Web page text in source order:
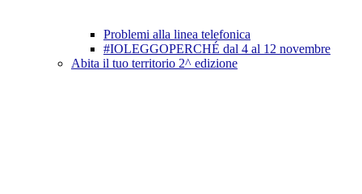
Problemi alla linea telefonica
#IOLEGGOPERCHÉ dal 4 al 12 novembre
Abita il tuo territorio 2^ edizione